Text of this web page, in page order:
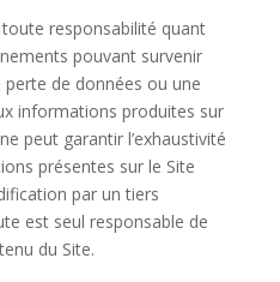
toute responsabilité quant
pouvant survenir
de données ou une
informations produites sur
ne peut garantir l’exhaustivité
présentes sur le Site
par un tiers
est seul responsable de
du Site.